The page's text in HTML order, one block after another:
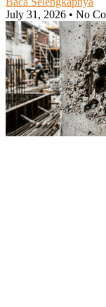
July 31, 2026
No